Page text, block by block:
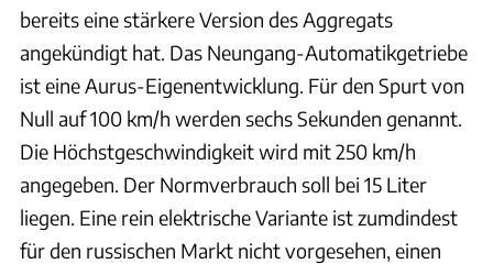
bereits eine stärkere Version des Aggregats
angekündigt hat. Das Neungang-Automatikgetriebe
ist eine Aurus-Eigenentwicklung. Für den Spurt von
Null auf 100 km/h werden sechs Sekunden genannt.
Die Höchstgeschwindigkeit wird mit 250 km/h
angegeben. Der Normverbrauch soll bei 15 Liter
liegen. Eine rein elektrische Variante ist zumdindest
für den russischen Markt nicht vorgesehen, einen